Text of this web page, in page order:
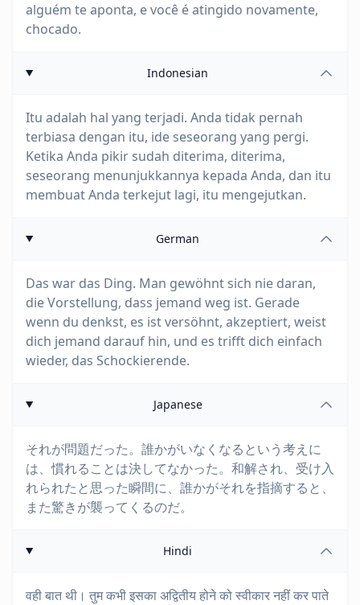
alguém te aponta, e você é atingido novamente,
chocado.
Indonesian
Itu adalah hal yang terjadi. Anda tidak pernah
terbiasa dengan itu, ide seseorang yang pergi.
Ketika Anda pikir sudah diterima, diterima,
seseorang menunjukkannya kepada Anda, dan itu
membuat Anda terkejut lagi, itu mengejutkan.
German
Das war das Ding. Man gewöhnt sich nie daran,
die Vorstellung, dass jemand weg ist. Gerade
wenn du denkst, es ist versöhnt, akzeptiert, weist
dich jemand darauf hin, und es trifft dich einfach
wieder, das Schockierende.
Japanese
それが問題だった。誰かがいなくなるという考えに
は、慣れることは決してなかった。和解され、受け入
れられたと思った瞬間に、誰かがそれを指摘すると、
また驚きが襲ってくるのだ。
Hindi
वही बात थी। तुम कभी इसका अद्वितीय होने को स्वीकार नहीं कर पाते